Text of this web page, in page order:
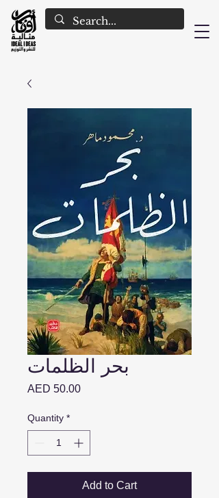
بحر الظلمات
AED 50.00Price
Quantity *
Add to Cart